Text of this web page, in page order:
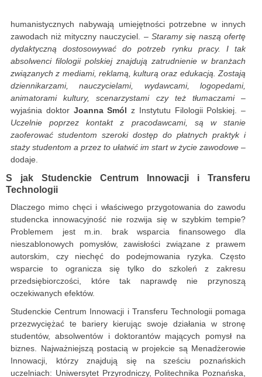
humanistycznych nabywają umiejętności potrzebne w innych
zawodach niż mityczny nauczyciel. – Staramy się naszą ofertę
dydaktyczną dostosowywać do potrzeb rynku pracy. I tak
absolwenci filologii polskiej znajdują zatrudnienie w branżach
związanych z mediami, reklamą, kulturą oraz edukacją. Zostają
dziennikarzami, nauczycielami, wydawcami, logopedami,
animatorami kultury, scenarzystami czy też tłumaczami–
wyjaśnia doktor Joanna Smól z Instytutu Filologii Polskiej. –
Uczelnie poprzez kontakt z pracodawcami, są w stanie
zaoferować studentom szeroki dostęp do płatnych praktyk i
staży studentom a przez to ułatwić im start w życie zawodowe –
dodaje.
S jak Studenckie Centrum Innowacji i Transferu
Technologii
Dlaczego mimo chęci i właściwego przygotowania do zawodu
studencka innowacyjność nie rozwija się w szybkim tempie?
Problemem jest m.in. brak wsparcia finansowego dla
nieszablonowych pomysłów, zawisłości związane z prawem
autorskim, czy niechęć do podejmowania ryzyka. Często
wsparcie to ogranicza się tylko do szkoleń z zakresu
przedsiębiorczości, które tak naprawdę nie przynoszą
oczekiwanych efektów.
Studenckie Centrum Innowacji i Transferu Technologii pomaga
przezwyciężać te bariery kierując swoje działania w stronę
studentów, absolwentów i doktorantów mających pomysł na
biznes. Najważniejszą postacią w projekcie są Menadżerowie
Innowacji, którzy znajdują się na sześciu poznańskich
uczelniach: Uniwersytet Przyrodniczy, Politechnika Poznańska,